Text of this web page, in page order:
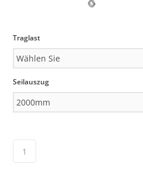
Traglast
Seilauszug